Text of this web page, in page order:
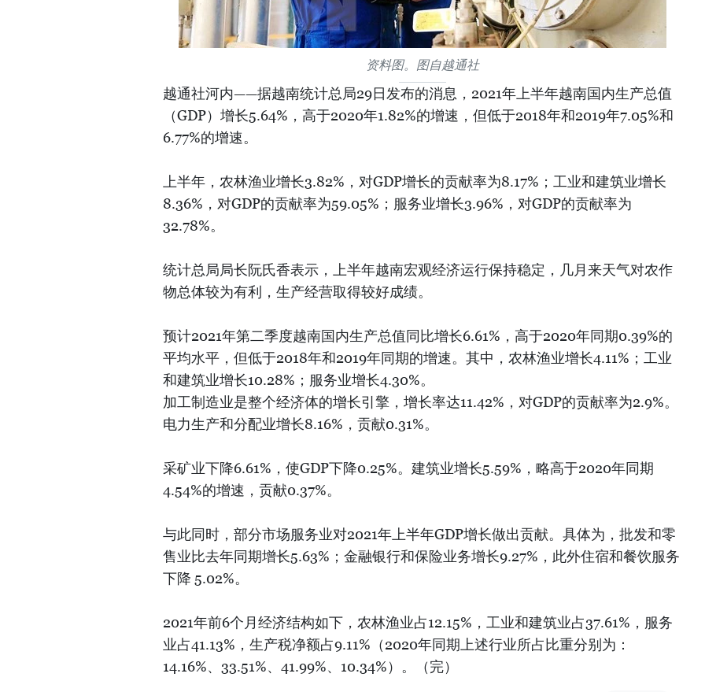
资料图。图自越通社
越通社河内——据越南统计总局29日发布的消息，2021年上半年越南国内生产总值
（GDP）增长5.64%，高于2020年1.82%的增速，但低于2018年和2019年7.05%和
6.77%的增速。
上半年，农林渔业增长3.82%，对GDP增长的贡献率为8.17%；工业和建筑业增长
8.36%，对GDP的贡献率为59.05%；服务业增长3.96%，对GDP的贡献率为
32.78%。
统计总局局长阮氏香表示，上半年越南宏观经济运行保持稳定，几月来天气对农作
物总体较为有利，生产经营取得较好成绩。
预计2021年第二季度越南国内生产总值同比增长6.61%，高于2020年同期0.39%的
平均水平，但低于2018年和2019年同期的增速。其中，农林渔业增长4.11%；工业
和建筑业增长10.28%；服务业增长4.30%。
加工制造业是整个经济体的增长引擎，增长率达11.42%，对GDP的贡献率为2.9%。
电力生产和分配业增长8.16%，贡献0.31%。
采矿业下降6.61%，使GDP下降0.25%。建筑业增长5.59%，略高于2020年同期
4.54%的增速，贡献0.37%。
与此同时，部分市场服务业对2021年上半年GDP增长做出贡献。具体为，批发和零
售业比去年同期增长5.63%；金融银行和保险业务增长9.27%，此外住宿和餐饮服务
下降 5.02%。
2021年前6个月经济结构如下，农林渔业占12.15%，工业和建筑业占37.61%，服务
业占41.13%，生产税净额占9.11%（2020年同期上述行业所占比重分别为：
14.16%、33.51%、41.99%、10.34%）。（完）